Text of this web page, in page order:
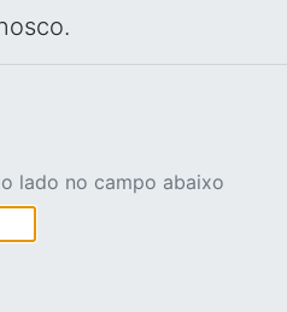
lado no campo abaixo